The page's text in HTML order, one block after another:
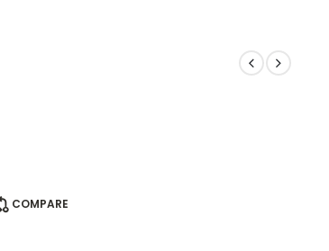
COMPARE